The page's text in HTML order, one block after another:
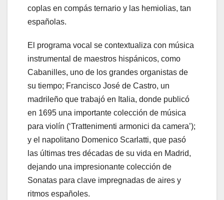
coplas en compás ternario y las hemiolias, tan
españolas.
El programa vocal se contextualiza con música
instrumental de maestros hispánicos, como
Cabanilles, uno de los grandes organistas de
su tiempo; Francisco José de Castro, un
madrileño que trabajó en Italia, donde publicó
en 1695 una importante colección de música
para violín (‘Trattenimenti armonici da camera’);
y el napolitano Domenico Scarlatti, que pasó
las últimas tres décadas de su vida en Madrid,
dejando una impresionante colección de
Sonatas para clave impregnadas de aires y
ritmos españoles.